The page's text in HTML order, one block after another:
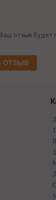
отзыв будет
ОТЗЫВ